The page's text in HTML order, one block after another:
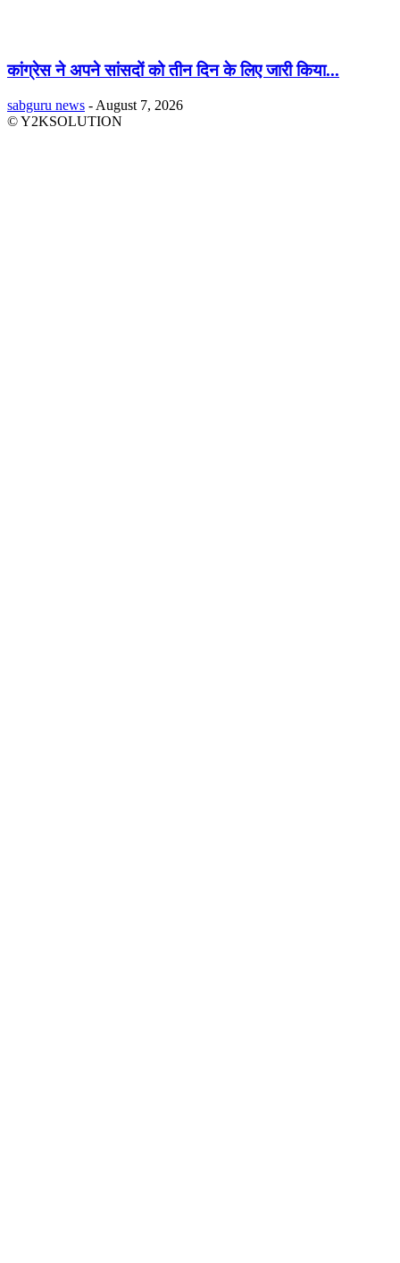
कांग्रेस ने अपने सांसदों को तीन दिन के लिए जारी किया...
sabguru news - August 7, 2026
© Y2KSOLUTION